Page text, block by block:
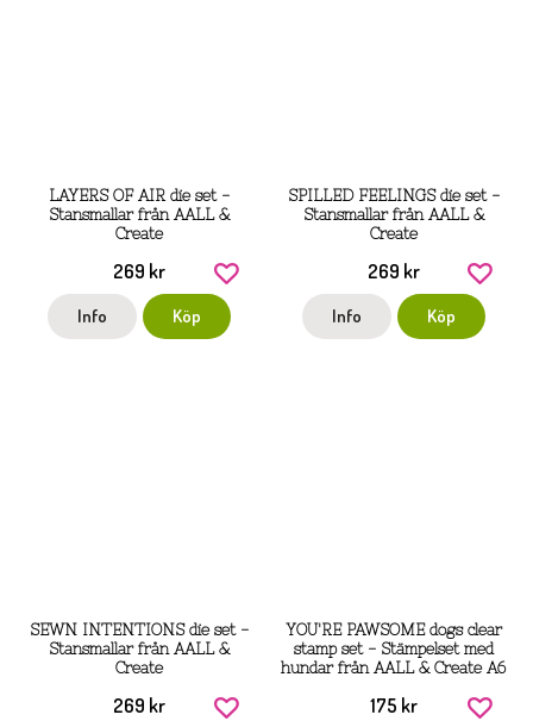
LAYERS OF AIR die set -
Stansmallar från AALL &
Create
269 kr
Info Köp
SPILLED FEELINGS die set -
Stansmallar från AALL &
Create
269 kr
Info Köp
SEWN INTENTIONS die set -
Stansmallar från AALL &
Create
269 kr
YOU'RE PAWSOME dogs clear
stamp set - Stämpelset med
hundar från AALL & Create A6
175 kr